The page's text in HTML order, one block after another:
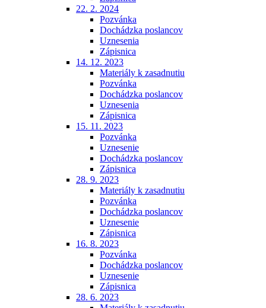
22. 2. 2024
Pozvánka
Dochádzka poslancov
Uznesenia
Zápisnica
14. 12. 2023
Materiály k zasadnutiu
Pozvánka
Dochádzka poslancov
Uznesenia
Zápisnica
15. 11. 2023
Pozvánka
Uznesenie
Dochádzka poslancov
Zápisnica
28. 9. 2023
Materiály k zasadnutiu
Pozvánka
Dochádzka poslancov
Uznesenie
Zápisnica
16. 8. 2023
Pozvánka
Dochádzka poslancov
Uznesenie
Zápisnica
28. 6. 2023